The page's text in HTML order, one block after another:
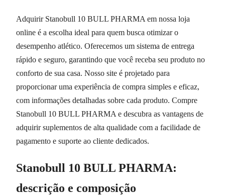
Adquirir Stanobull 10 BULL PHARMA em nossa loja
online é a escolha ideal para quem busca otimizar o
desempenho atlético. Oferecemos um sistema de entrega
rápido e seguro, garantindo que você receba seu produto no
conforto de sua casa. Nosso site é projetado para
proporcionar uma experiência de compra simples e eficaz,
com informações detalhadas sobre cada produto. Compre
Stanobull 10 BULL PHARMA e descubra as vantagens de
adquirir suplementos de alta qualidade com a facilidade de
pagamento e suporte ao cliente dedicados.
Stanobull 10 BULL PHARMA:
descrição e composição